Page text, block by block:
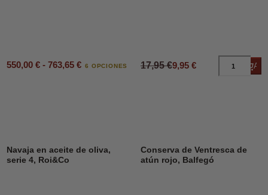
550,00 € - 763,65 € 6 OPCIONES 17,95 €9,95 €
Navaja en aceite de oliva,
serie 4, Roi&Co
Conserva de Ventresca de
atún rojo, Balfegó